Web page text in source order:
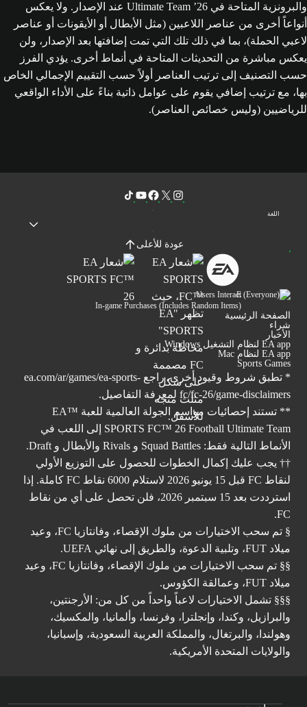
والبرونزية المتاحة في Ultimate Team ’26 عند الإصدار. ولا يعكس
أنواعاً أخرى من عناصر اللاعبين (مثل الأبطال أو الأيقونات أو عناصر
لاعبي الحملة)، بما في ذلك تلك التي تمت إضافتها بعد الإصدار، ولن
يعكس مباشرة من التحديثات المتاحة في أنماط أخرى. يؤدي الفرز
حسب التصنيف إلى ترتيب العناصر أولاً حسب التقييم الإجمالي الخاص
بها، مع ترتيب إضافي يقوم على عوامل ذاتية بناءً على الأداء الواقعي
للرياضيين (وليس خصائص العناصر).
اللغة
عودة للأعلى
Users Interact
In-game Purchases (Includes Random Items)
الصفحة الرئيسية
شراء
الأخبار
EA app لنظام التشغيل Windows
EA app لنظام Mac
Sports Games
* تطبق شروط وقيود أخرى. راجع ea.com/ar/games/ea-sports-
fc/fc-26/game-disclaimers لمعرفة التفاصيل.
** تستند إحصائيات مواسم الجولة العالمية للعبة ™EA
SPORTS FC™ 26 Football Ultimate Team إلى اللعب في
الأنماط التالية فقط: Squad Battles و Rivals والأبطال و Draft.
†† يجب عليك إكمال الخطوات للحصول على التوزيع الأولي
لنقاط FC قبل 15 يونيو 2026 لاستلام 6000 نقاط FC كاملة. إذا
استرددت بعد 15 سبتمبر 2026، فلن تحصل على أي من نقاط
FC.
§ تم سحب الاختيارات من ملوك الإقصاء، وفانتازيا FC، وعيد
ميلاد FUT، وتلبية الدعوة، والطريق إلى نهائي UEFA.
§§ تم سحب الاختيارات من ملوك الإقصاء، وفانتازيا FC، وعيد
ميلاد FUT، وعمالقة الكؤوس.
§§§ تشمل الاختيارات لاعباً واحداً من كل من: الأرجنتين،
والبرازيل، وكندا، وإنجلترا، وفرنسا، وألمانيا، والمكسيك،
وهولندا، والبرتغال، والمملكة العربية السعودية، وإسبانيا،
والولايات المتحدة الأمريكية.